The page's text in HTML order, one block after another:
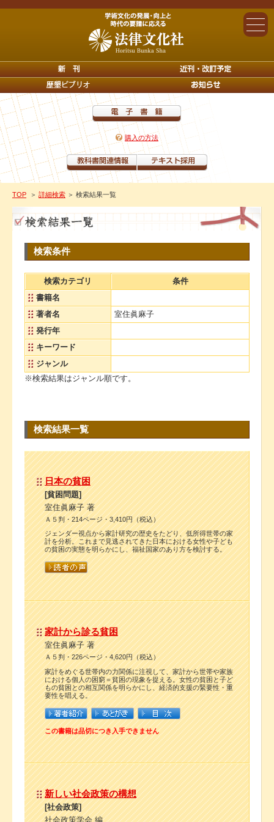
購入の方法
TOP ＞ 詳細検索 ＞ 検索結果一覧
検索条件
検索カテゴリ
条件
書籍名
著者名
室住眞麻子
発行年
キーワード
ジャンル
※検索結果はジャンル順です。
検索結果一覧
日本の貧困
[貧困問題]
室住眞麻子 著
Ａ５判・214ページ・3,410円（税込）
ジェンダー視点から家計研究の歴史をたどり、低所得世帯の家
計を分析。これまで見逃されてきた日本における女性や子ども
の貧困の実態を明らかにし、福祉国家のあり方を検討する。
家計から診る貧困
室住眞麻子 著
Ａ５判・226ページ・4,620円（税込）
家計をめぐる世帯内の力関係に注視して、家計から世帯や家族
における個人の困窮＝貧困の現象を捉える。女性の貧困と子ど
もの貧困との相互関係を明らかにし、経済的支援の緊要性・重
要性を唱える。
この書籍は品切につき入手できません
新しい社会政策の構想
[社会政策]
社会政策学会 編